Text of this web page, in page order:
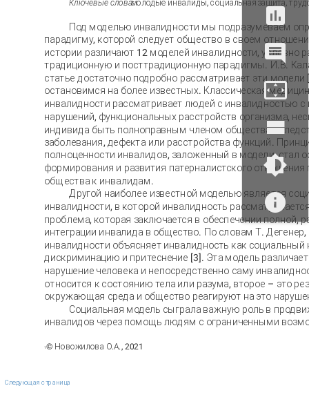
Ключевые слова:молодые инвалиды, социальная защита,
Под моделью инвалидности мы подразумеваем
парадигму, которой следует общество в своем
истории различают 12 моделей инвалидности, условно
традиционную и посттрадиционную парадигмы. И.В.
статье достаточно подробно рассматривает эти модели
остановимся на более известных. Классическая
инвалидности рассматривает людей с инвалидностью с
нарушений, функциональных расстройств организма,
индивида быть полноправным членом общества
заболевания, дефекта или расстройства функций.
полноценности инвалидов, заложенный в модели, стал
формирования и развития патерналистского отношения
общества к инвалидам.
Другой наиболее известной моделью является
инвалидности, в которой инвалидность
проблема, которая заключается в обеспечении полной,
интеграции инвалида в общество. По словам Т.
инвалидности объясняет инвалидность как социальный
дискриминацию и притеснение [3]. Эта модель
нарушение человека и непосредственно саму
относится к состоянию тела или разума, второе – это
окружающая среда и общество реагируют на это
Социальная модель сыграла важную роль в
инвалидов через помощь людям с ограниченными
1© Новожилова О.А., 2021
Следующая страница